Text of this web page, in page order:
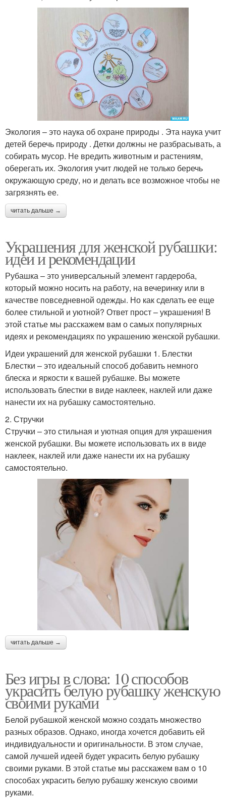
Экология – это наука об охране природы . Эта наука учит
детей беречь природу . Детки должны не разбрасывать, а
собирать мусор. Не вредить животным и растениям,
оберегать их. Экология учит людей не только беречь
окружающую среду, но и делать все возможное чтобы не
загрязнять ее.
читать дальше →
Украшения для женской рубашки:
идеи и рекомендации
Рубашка – это универсальный элемент гардероба,
который можно носить на работу, на вечеринку или в
качестве повседневной одежды. Но как сделать ее еще
более стильной и уютной? Ответ прост – украшения! В
этой статье мы расскажем вам о самых популярных
идеях и рекомендациях по украшению женской рубашки.
Идеи украшений для женской рубашки 1. Блестки
Блестки – это идеальный способ добавить немного
блеска и яркости к вашей рубашке. Вы можете
использовать блестки в виде наклеек, наклей или даже
нанести их на рубашку самостоятельно.
2. Стручки
Стручки – это стильная и уютная опция для украшения
женской рубашки. Вы можете использовать их в виде
наклеек, наклей или даже нанести их на рубашку
самостоятельно.
читать дальше →
Без игры в слова: 10 способов
украсить белую рубашку женскую
своими руками
Белой рубашкой женской можно создать множество
разных образов. Однако, иногда хочется добавить ей
индивидуальности и оригинальности. В этом случае,
самой лучшей идеей будет украсить белую рубашку
своими руками. В этой статье мы расскажем вам о 10
способах украсить белую рубашку женскую своими
руками.